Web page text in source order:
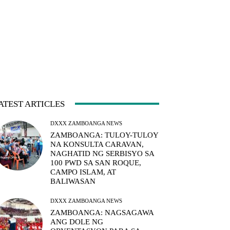
ARTICLES
DXXX ZAMBOANGA NEWS
ZAMBOANGA: TULOY-TULOY
NA KONSULTA CARAVAN,
NAGHATID NG SERBISYO SA
100 PWD SA SAN ROQUE,
CAMPO ISLAM, AT
BALIWASAN
DXXX ZAMBOANGA NEWS
ZAMBOANGA: NAGSAGAWA
ANG DOLE NG